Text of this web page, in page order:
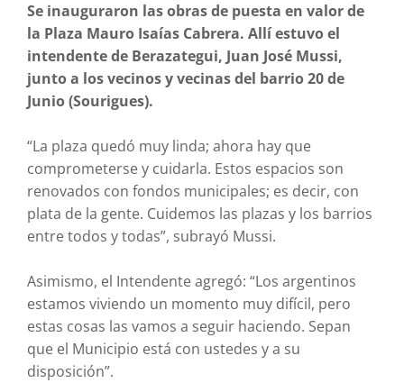
Se inauguraron las obras de puesta en valor de
la Plaza Mauro Isaías Cabrera. Allí estuvo el
intendente de Berazategui, Juan José Mussi,
junto a los vecinos y vecinas del barrio 20 de
Junio (Sourigues).
“La plaza quedó muy linda; ahora hay que
comprometerse y cuidarla. Estos espacios son
renovados con fondos municipales; es decir, con
plata de la gente. Cuidemos las plazas y los barrios
entre todos y todas”, subrayó Mussi.
Asimismo, el Intendente agregó: “Los argentinos
estamos viviendo un momento muy difícil, pero
estas cosas las vamos a seguir haciendo. Sepan
que el Municipio está con ustedes y a su
disposición”.